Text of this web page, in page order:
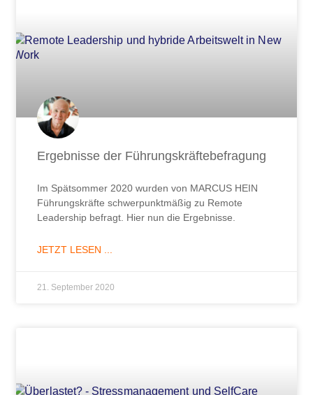
Ergebnisse der Führungskräftebefragung
Im Spätsommer 2020 wurden von MARCUS HEIN
Führungskräfte schwerpunktmäßig zu Remote
Leadership befragt. Hier nun die Ergebnisse.
JETZT LESEN ...
21. September 2020